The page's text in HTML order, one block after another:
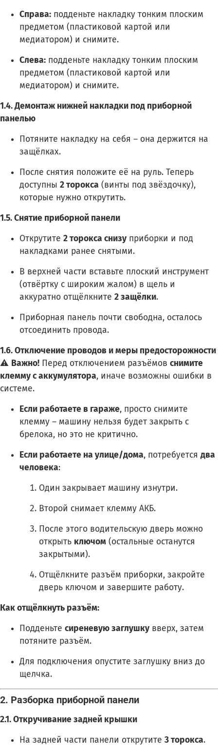
Справа: подденьте накладку тонким плоским
предметом (пластиковой картой или
медиатором) и снимите.
Слева: подденьте накладку тонким плоским
предметом (пластиковой картой или
медиатором) и снимите.
1.4. Демонтаж нижней накладки под приборной
панелью
Потяните накладку на себя – она держится на
защёлках.
После снятия положите её на руль. Теперь
доступны 2 торокса (винты под звёздочку),
которые нужно открутить.
1.5. Снятие приборной панели
Открутите 2 торокса снизу приборки и под
накладками ранее снятыми.
В верхней части вставьте плоский инструмент
(отвёртку с широким жалом) в щель и
аккуратно отщёлкните 2 защёлки.
Приборная панель почти свободна, осталось
отсоединить провода.
1.6. Отключение проводов и меры предосторожности
⚠ Важно! Перед отключением разъёмов снимите
клемму с аккумулятора, иначе возможны ошибки в
системе.
Если работаете в гараже, просто снимите
клемму – машину нельзя будет закрыть с
брелока, но это не критично.
Если работаете на улице/дома, потребуется два
человека:
Один закрывает машину изнутри.
Второй снимает клемму АКБ.
После этого водительскую дверь можно
открыть ключом (остальные останутся
закрытыми).
Отщёлкните разъём приборки, закройте
дверь ключом и завершите работу.
Как отщёлкнуть разъём:
Подденьте сиреневую заглушку вверх, затем
потяните разъём.
Для подключения опустите заглушку вниз до
щелчка.
2. Разборка приборной панели
2.1. Откручивание задней крышки
На задней части панели открутите 3 торокса.